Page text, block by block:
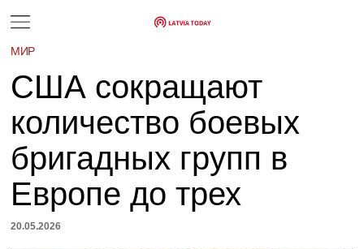
МИР
США сокращают
количество боевых
бригадных групп в
Европе до трех
20.05.2026